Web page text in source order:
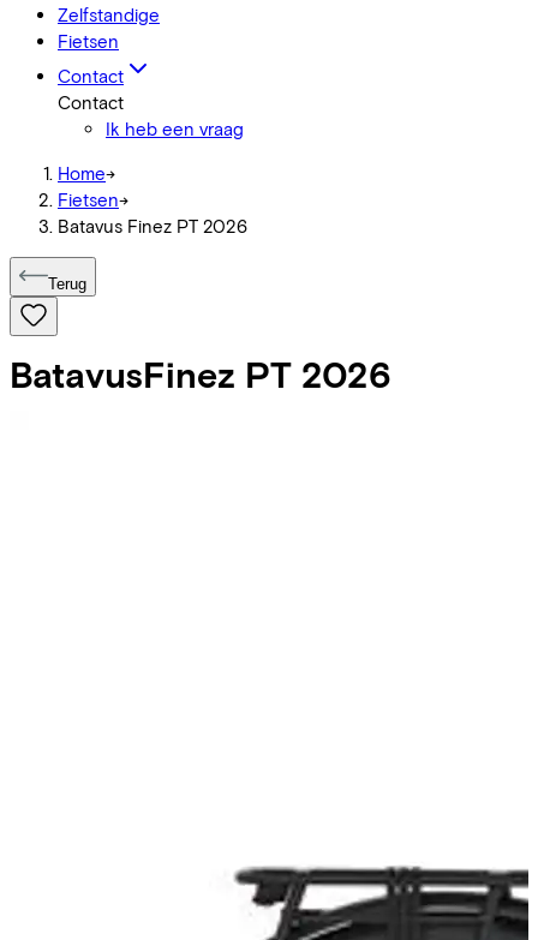
Zelfstandige
Fietsen
Contact
Contact
Ik heb een vraag
Home->
Fietsen->
Batavus Finez PT 2026
Terug
BatavusFinez PT 2026